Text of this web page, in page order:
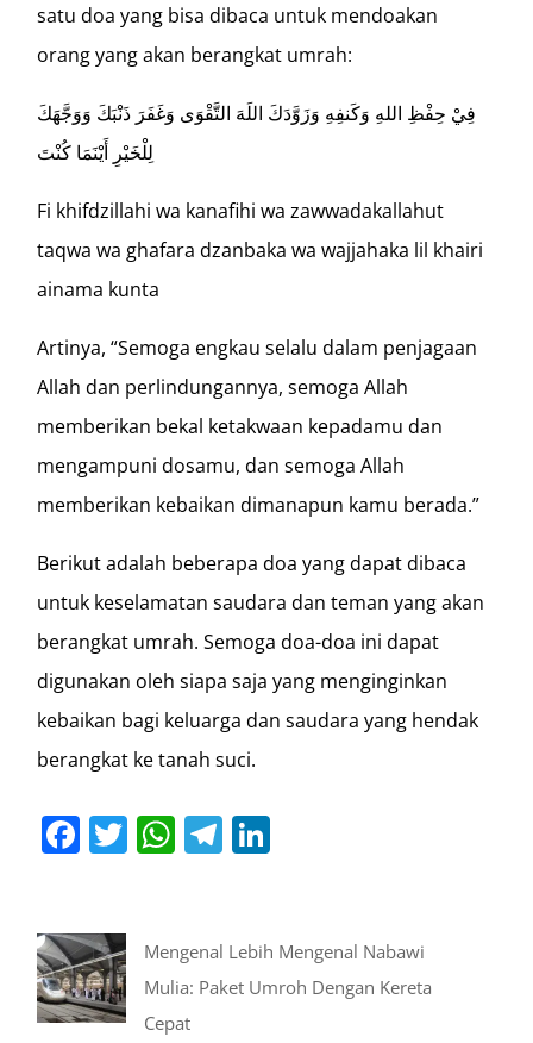
satu doa yang bisa dibaca untuk mendoakan
orang yang akan berangkat umrah:
فِيْ حِفْظِ اللهِ وَكَنفِهِ وَزَوَّدَكَ اللَهَ التَّقْوَى وَغَفَرَ ذَنْبَكَ وَوَجَّهَكَ
لِلْخَيْرِ أَيْنَمَا كُنْتَ
Fi khifdzillahi wa kanafihi wa zawwadakallahut
taqwa wa ghafara dzanbaka wa wajjahaka lil khairi
ainama kunta
Artinya, “Semoga engkau selalu dalam penjagaan
Allah dan perlindungannya, semoga Allah
memberikan bekal ketakwaan kepadamu dan
mengampuni dosamu, dan semoga Allah
memberikan kebaikan dimanapun kamu berada.”
Berikut adalah beberapa doa yang dapat dibaca
untuk keselamatan saudara dan teman yang akan
berangkat umrah. Semoga doa-doa ini dapat
digunakan oleh siapa saja yang menginginkan
kebaikan bagi keluarga dan saudara yang hendak
berangkat ke tanah suci.
Facebook
Twitter
WhatsApp
Telegram
Mengenal Lebih Mengenal Nabawi
Mulia: Paket Umroh Dengan Kereta
Cepat